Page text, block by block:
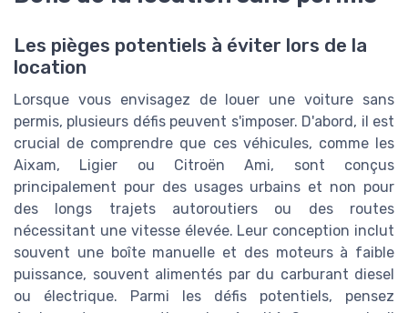
Les pièges potentiels à éviter lors de la
location
Lorsque vous envisagez de louer une voiture sans
permis, plusieurs défis peuvent s'imposer. D'abord, il est
crucial de comprendre que ces véhicules, comme les
Aixam, Ligier ou Citroën Ami, sont conçus
principalement pour des usages urbains et non pour
des longs trajets autoroutiers ou des routes
nécessitant une vitesse élevée. Leur conception inclut
souvent une boîte manuelle et des moteurs à faible
puissance, souvent alimentés par du carburant diesel
ou électrique. Parmi les défis potentiels, pensez